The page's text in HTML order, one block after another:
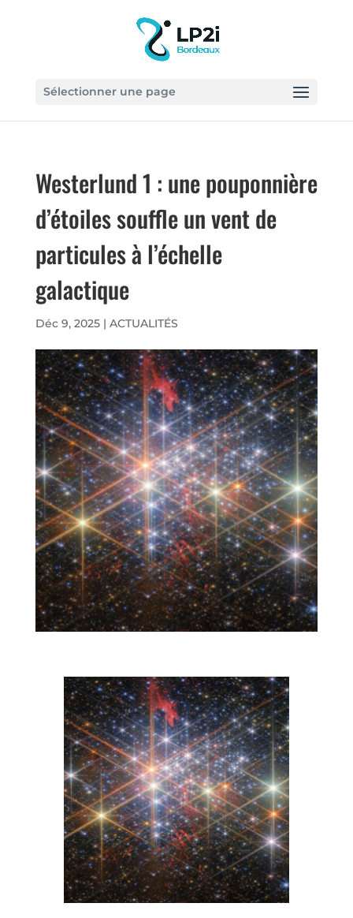
Sélectionner une page
Westerlund 1 : une pouponnière
d’étoiles souffle un vent de
particules à l’échelle
galactique
Déc 9, 2025| ACTUALITÉS